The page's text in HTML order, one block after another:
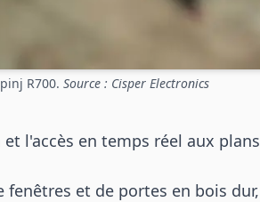
R700. Source : Cisper Electronics
l'accès en temps réel aux plans
et de portes en bois dur,